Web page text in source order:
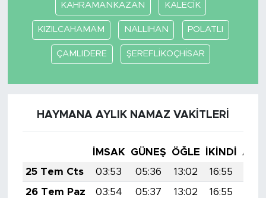
KAHRAMANKAZAN KALECİK
KIZILCAHAMAM NALLIHAN POLATLI
ÇAMLIDERE ŞEREFLİKOÇHİSAR
HAYMANA AYLIK NAMAZ VAKITLERI
İMSAK GÜNEŞ ÖĞLE İKINDI
25 Tem Cts
03:53 05:36 13:02 16:55
26 Tem Paz
03:54 05:37 13:02 16:55